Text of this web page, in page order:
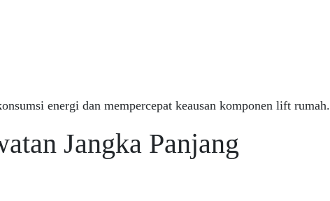
energi dan mempercepat keausan komponen lift rumah.
Jangka Panjang